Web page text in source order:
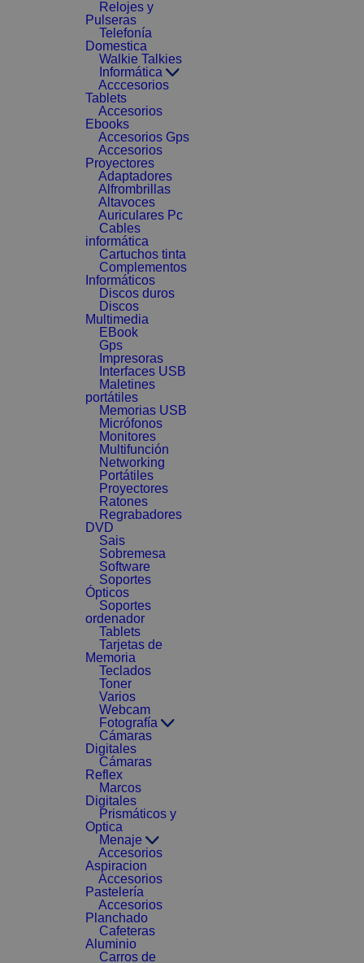
Relojes y
Pulseras
Telefonía
Domestica
Walkie Talkies
Informática
Acccesorios
Tablets
Accesorios
Ebooks
Accesorios Gps
Accesorios
Proyectores
Adaptadores
Alfrombrillas
Altavoces
Auriculares Pc
Cables
informática
Cartuchos tinta
Complementos
Informáticos
Discos duros
Discos
Multimedia
EBook
Gps
Impresoras
Interfaces USB
Maletines
portátiles
Memorias USB
Micrófonos
Monitores
Multifunción
Networking
Portátiles
Proyectores
Ratones
Regrabadores
DVD
Sais
Sobremesa
Software
Soportes
Ópticos
Soportes
ordenador
Tablets
Tarjetas de
Memoria
Teclados
Toner
Varios
Webcam
Fotografía
Cámaras
Digitales
Cámaras
Reflex
Marcos
Digitales
Prismáticos y
Optica
Menaje
Accesorios
Aspiracion
Accesorios
Pastelería
Accesorios
Planchado
Cafeteras
Aluminio
Carros de